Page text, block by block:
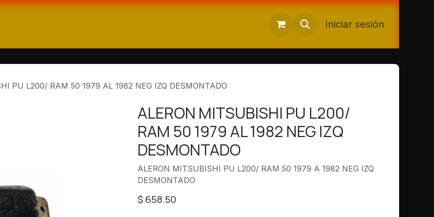
Iniciar sesión
PU L200/ RAM 50 1979 AL 1982 NEG IZQ DESMONTADO
ALERON MITSUBISHI PU L200/
RAM 50 1979 AL 1982 NEG IZQ
DESMONTADO
ALERON MITSUBISHI PU L200/ RAM 50 1979 A 1982 NEG IZQ
DESMONTADO
$ 658.50